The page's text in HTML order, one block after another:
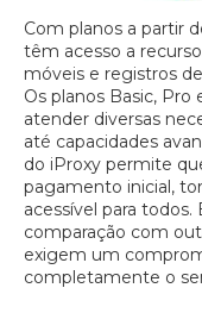
Com planos a partir
têm acesso a
móveis e registros
Os planos Basic,
atender diversas
até capacidades
do iProxy permite
pagamento inicial,
acessível para
comparação com
exigem um
completamente o